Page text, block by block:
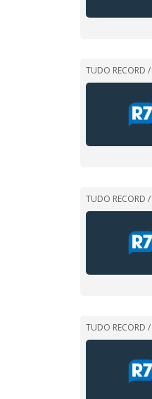
TUDO RECORD /
TUDO RECORD /
TUDO RECORD /